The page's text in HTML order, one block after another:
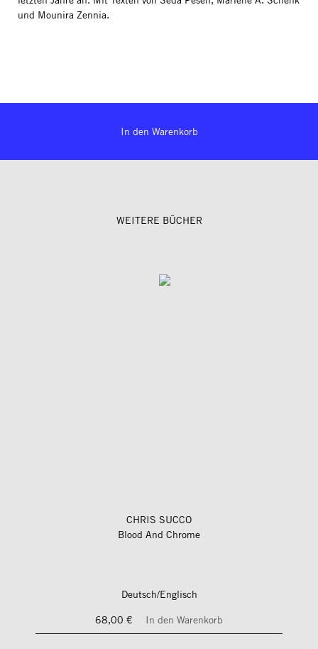
und Mounira Zennia.
In den Warenkorb
WEITERE BÜCHER
CHRIS SUCCO
Blood And Chrome
Deutsch/Englisch
68,00 €
In den Warenkorb